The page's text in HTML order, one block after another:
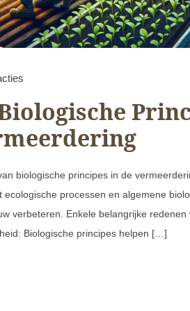
biologische principes in de
processen en algemene
verbeteren. Enkele belangrijke redenen
Biologische principes helpen […]